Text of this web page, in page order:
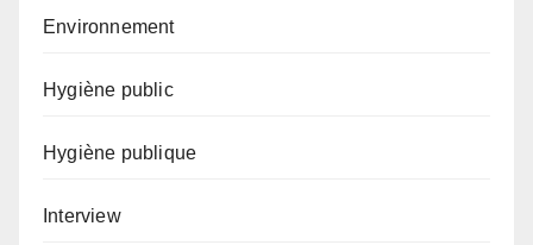
Environnement
Hygiène public
Hygiène publique
Interview